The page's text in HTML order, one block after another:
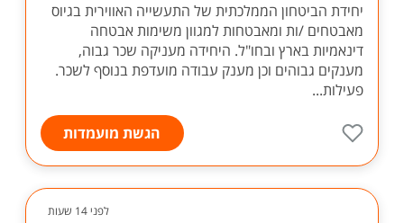
יחידת הביטחון הממלכתית של התעשייה האווירית בגיוס
מאבטחים /ות ומאבטחות למגוון משימות אבטחה
דינאמיות בארץ ובחו"ל. היחידה מעניקה שכר גבוה,
מענקים גבוהים וכן מענק עבודה מועדפת בנוסף לשכר.
פעילות...
הגשת מועמדות
לפני 14 שעות